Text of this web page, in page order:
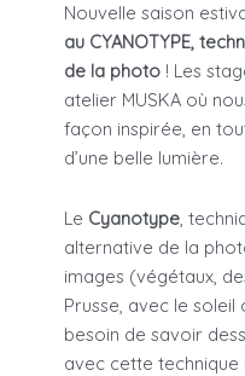
Nouvelle saison
au CYANOTYPE,
de la photo! Les
atelier MUSKA où
façon inspirée, en
d’une belle lumière.
Le Cyanotype,
alternative de la
images (végétaux,
Prusse, avec le soleil
besoin de savoir
avec cette technique